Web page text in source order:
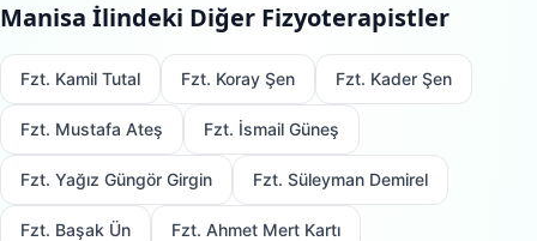
Manisa İlindeki Diğer Fizyoterapistler
Fzt. Kamil Tutal Fzt. Koray Şen Fzt. Kader Şen
Fzt. Mustafa Ateş Fzt. İsmail Güneş
Fzt. Yağız Güngör Girgin Fzt. Süleyman Demirel
Fzt. Başak Ün Fzt. Ahmet Mert Kartı